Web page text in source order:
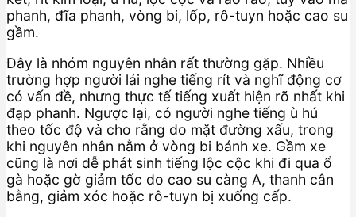
phanh, đĩa phanh, vòng bi, lốp, rô-tuyn hoặc cao su
gầm.
Đây là nhóm nguyên nhân rất thường gặp. Nhiều
trường hợp người lái nghe tiếng rít và nghĩ động cơ
có vấn đề, nhưng thực tế tiếng xuất hiện rõ nhất khi
đạp phanh. Ngược lại, có người nghe tiếng ù hú
theo tốc độ và cho rằng do mặt đường xấu, trong
khi nguyên nhân nằm ở vòng bi bánh xe. Gầm xe
cũng là nơi dễ phát sinh tiếng lộc cộc khi đi qua ổ
gà hoặc gờ giảm tốc do cao su càng A, thanh cân
bằng, giảm xóc hoặc rô-tuyn bị xuống cấp.